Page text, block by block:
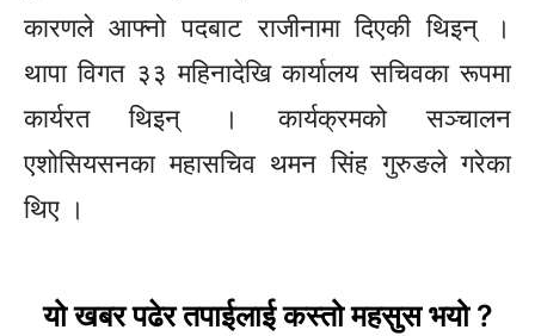
कारणले आफ्नो पदबाट राजीनामा दिएकी थिइन् ।
थापा विगत ३३ महिनादेखि कार्यालय सचिवका रूपमा
कार्यरत थिइन् । कार्यक्रमको सञ्चालन
एशोसियसनकामहासचिव थमन सिंह गुरुङले गरेका
थिए ।
यो खबर पढेर तपाईलाई कस्तो महसुस भयो ?